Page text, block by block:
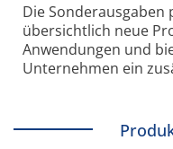
Die
übersichtlich neue
Anwendungen und
Unternehmen ein